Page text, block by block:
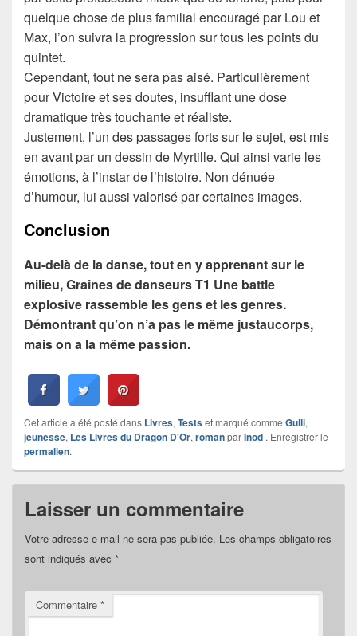
quelque chose de plus familial encouragé par Lou et
Max, l’on suivra la progression sur tous les points du
quintet.
Cependant, tout ne sera pas aisé. Particulièrement
pour Victoire et ses doutes, insufflant une dose
dramatique très touchante et réaliste.
Justement, l’un des passages forts sur le sujet, est mis
en avant par un dessin de Myrtille. Qui ainsi varie les
émotions, à l’instar de l’histoire. Non dénuée
d’humour, lui aussi valorisé par certaines images.
Conclusion
Au-delà de la danse, tout en y apprenant sur le
milieu, Graines de danseurs T1 Une battle
explosive rassemble les gens et les genres.
Démontrant qu’on n’a pas le même justaucorps,
mais on a la même passion.
Cet article a été posté dans Livres, Testset marqué comme Gulli,
jeunesse, Les Livres du Dragon D'Or, romanparInod . Enregistrer le
permalien.
Laisser un commentaire
Votre adresse e-mail ne sera pas publiée. Les champs obligatoires
sont indiqués avec *
Commentaire *